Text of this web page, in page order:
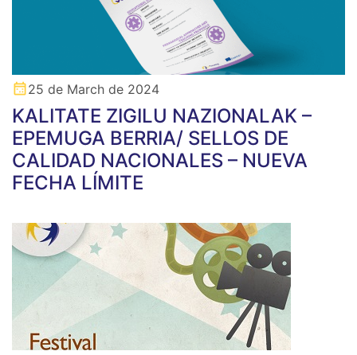
25 de March de 2024
KALITATE ZIGILU NAZIONALAK –
EPEMUGA BERRIA/ SELLOS DE
CALIDAD NACIONALES – NUEVA
FECHA LÍMITE